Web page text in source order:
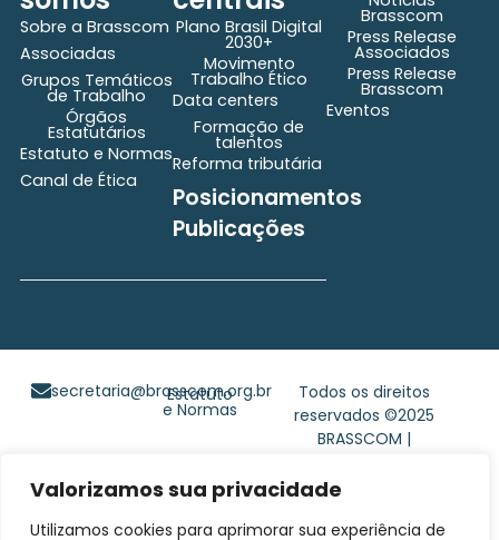
Valorizamos sua privacidade
Utilizamos cookies para aprimorar sua experiência de
Sobre a Brasscom
Associadas
Grupos Temáticos
de Trabalho
Órgãos
Estatutários
Estatuto e Normas
Canal de Ética
Plano Brasil Digital
2030+
Movimento
Trabalho Ético
Data centers
Formação de
talentos
Reforma tributária
Posicionamentos
Publicações
Brasscom
Press Release
Associados
Press Release
Brasscom
Eventos
Todos os direitos
reservados ©2025
BRASSCOM |
desenvolvido por
secretaria@brasscom.org.br
Estatuto
e Normas